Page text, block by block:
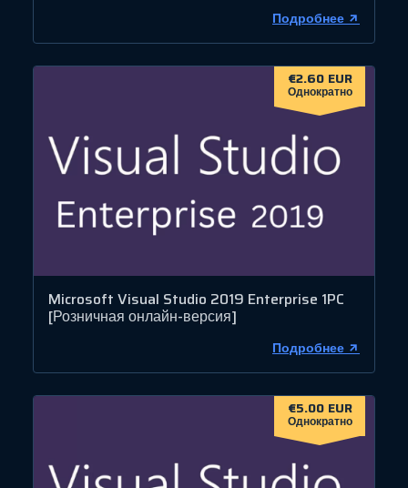
Подробнее
€2.60 EUR
Однократно
Microsoft Visual Studio 2019 Enterprise 1PC
[Розничная онлайн-версия]
Подробнее
€5.00 EUR
Однократно